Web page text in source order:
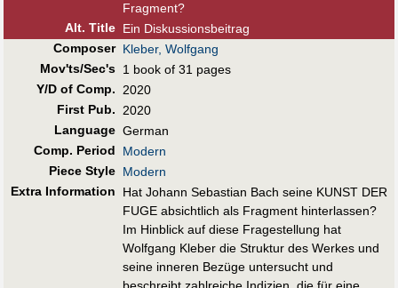
Fragment?
Alt. Title Ein Diskussionsbeitrag
Composer Kleber, Wolfgang
Mov'ts/Sec's 1 book of 31 pages
Y/D of Comp. 2020
First Pub. 2020
Language German
Comp. Period
Modern
Piece Style Modern
Extra Information
Hat Johann Sebastian Bach seine KUNST DER
FUGE absichtlich als Fragment hinterlassen?
Im Hinblick auf diese Fragestellung hat
Wolfgang Kleber die Struktur des Werkes und
seine inneren Bezüge untersucht und